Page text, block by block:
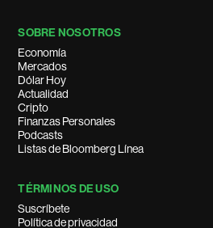
SOBRE NOSOTROS
Economía
Mercados
Dólar Hoy
Actualidad
Cripto
Finanzas Personales
Podcasts
Listas de Bloomberg Línea
TÉRMINOS DE USO
Suscríbete
Política de privacidad